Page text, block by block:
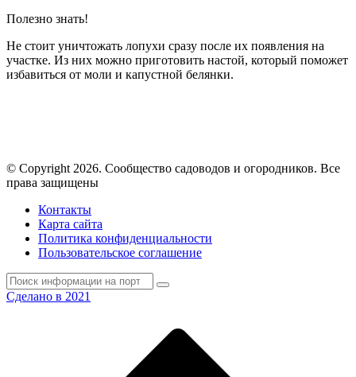
Полезно знать!
Не стоит уничтожать лопухи сразу после их появления на
участке. Из них можно приготовить настой, который поможет
избавиться от моли и капустной белянки.
© Copyright 2026. Cообщество садоводов и огородников. Все
права защищены
Контакты
Карта сайта
Политика конфиденциальности
Пользовательское соглашение
Сделано в 2021